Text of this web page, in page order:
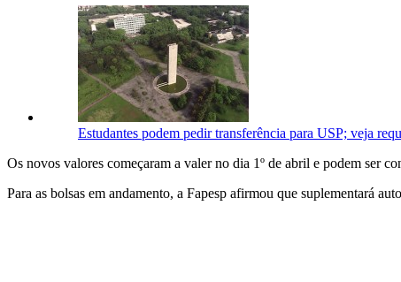
Estudantes podem pedir transferência para USP; veja
Os novos valores começaram a valer no dia 1º de abril e podem ser
Para as bolsas em andamento, a Fapesp afirmou que suplementará